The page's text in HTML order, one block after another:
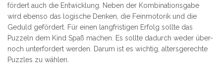
fördert auch die Entwicklung. Neben der Kombinationsgabe
wird ebenso das logische Denken, die Feinmotorik und die
Geduld gefördert. Für einen langfristigen Erfolg sollte das
Puzzeln dem Kind Spaß machen. Es sollte dadurch weder über-
noch unterfordert werden. Darum ist es wichtig, altersgerechte
Puzzles zu wählen.